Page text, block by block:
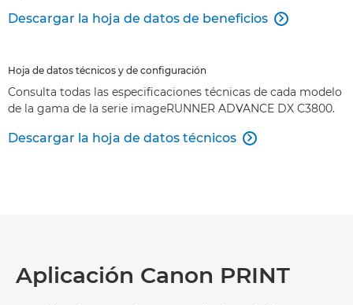
Descargar la hoja de datos de beneficios 
Hoja de datos técnicos y de configuración
Consulta todas las especificaciones técnicas de cada modelo
de la gama de la serie imageRUNNER ADVANCE DX C3800.
Descargar la hoja de datos técnicos 
Aplicación Canon PRINT